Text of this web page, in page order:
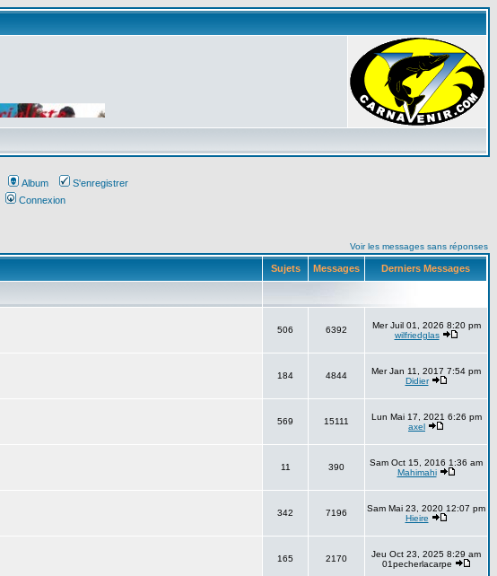
Album
S'enregistrer
Connexion
Voir les messages sans réponses
Sujets Messages Derniers Messages
506 6392
Mer Juil 01, 2026 8:20 pm
wilfriedglas
184 4844
Mer Jan 11, 2017 7:54 pm
Didier
569 15111
Lun Mai 17, 2021 6:26 pm
axel
11 390
Sam Oct 15, 2016 1:36 am
Mahimahi
342 7196
Sam Mai 23, 2020 12:07 pm
Hieire
165 2170
Jeu Oct 23, 2025 8:29 am
01pecherlacarpe